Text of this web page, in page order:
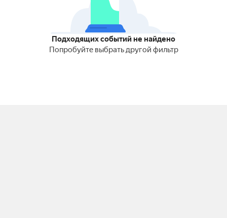
Подходящих событий не найдено
Попробуйте выбрать другой фильтр